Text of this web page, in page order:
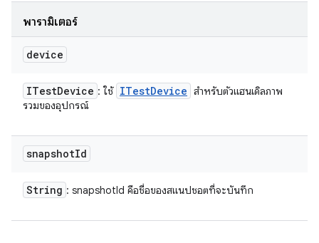
พารามิเตอร์
device
ITestDevice : ใช้ ITestDevice สำหรับตัวแฮนเดิลภาพ
รวมของอุปกรณ์
snapshotId
String : snapshotId คือชื่อของสแนปชอตที่จะบันทึก